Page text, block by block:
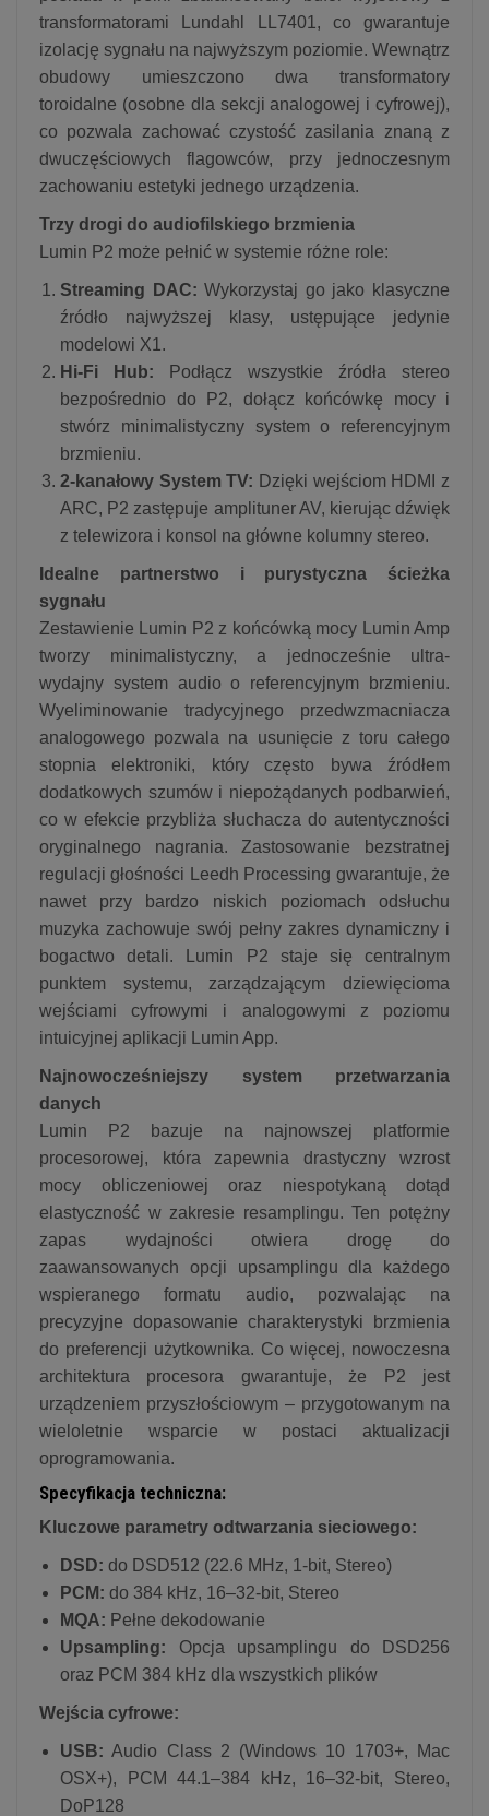
transformatorami Lundahl LL7401, co gwarantuje
izolację sygnału na najwyższym poziomie. Wewnątrz
obudowy umieszczono dwa transformatory
toroidalne (osobne dla sekcji analogowej i cyfrowej),
co pozwala zachować czystość zasilania znaną z
dwuczęściowych flagowców, przy jednoczesnym
zachowaniu estetyki jednego urządzenia.
Trzy drogi do audiofilskiego brzmienia
Lumin P2 może pełnić w systemie różne role:
Streaming DAC: Wykorzystaj go jako klasyczne
źródło najwyższej klasy, ustępujące jedynie
modelowi X1.
Hi-Fi Hub: Podłącz wszystkie źródła stereo
bezpośrednio do P2, dołącz końcówkę mocy i
stwórz minimalistyczny system o referencyjnym
brzmieniu.
2-kanałowy System TV: Dzięki wejściom HDMI z
ARC, P2 zastępuje amplituner AV, kierując dźwięk
z telewizora i konsol na główne kolumny stereo.
Idealne partnerstwo i purystyczna ścieżka
sygnału
Zestawienie Lumin P2 z końcówką mocy Lumin Amp
tworzy minimalistyczny, a jednocześnie ultra-
wydajny system audio o referencyjnym brzmieniu.
Wyeliminowanie tradycyjnego przedwzmacniacza
analogowego pozwala na usunięcie z toru całego
stopnia elektroniki, który często bywa źródłem
dodatkowych szumów i niepożądanych podbarwień,
co w efekcie przybliża słuchacza do autentyczności
oryginalnego nagrania. Zastosowanie bezstratnej
regulacji głośności Leedh Processing gwarantuje, że
nawet przy bardzo niskich poziomach odsłuchu
muzyka zachowuje swój pełny zakres dynamiczny i
bogactwo detali. Lumin P2 staje się centralnym
punktem systemu, zarządzającym dziewięcioma
wejściami cyfrowymi i analogowymi z poziomu
intuicyjnej aplikacji Lumin App.
Najnowocześniejszy system przetwarzania
danych
Lumin P2 bazuje na najnowszej platformie
procesorowej, która zapewnia drastyczny wzrost
mocy obliczeniowej oraz niespotykaną dotąd
elastyczność w zakresie resamplingu. Ten potężny
zapas wydajności otwiera drogę do
zaawansowanych opcji upsamplingu dla każdego
wspieranego formatu audio, pozwalając na
precyzyjne dopasowanie charakterystyki brzmienia
do preferencji użytkownika. Co więcej, nowoczesna
architektura procesora gwarantuje, że P2 jest
urządzeniem przyszłościowym – przygotowanym na
wieloletnie wsparcie w postaci aktualizacji
oprogramowania.
Specyfikacja techniczna:
Kluczowe parametry odtwarzania sieciowego:
DSD: do DSD512 (22.6 MHz, 1-bit, Stereo)
PCM: do 384 kHz, 16–32-bit, Stereo
MQA: Pełne dekodowanie
Upsampling: Opcja upsamplingu do DSD256
oraz PCM 384 kHz dla wszystkich plików
Wejścia cyfrowe:
USB: Audio Class 2 (Windows 10 1703+, Mac
OSX+), PCM 44.1–384 kHz, 16–32-bit, Stereo,
DoP128